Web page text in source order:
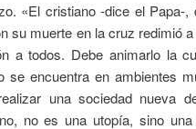
«El cristiano -dice el Papa-
su muerte en la cruz redimió
a todos. Debe animarlo la
se encuentra en ambientes
una sociedad nueva
no es una utopía, sino